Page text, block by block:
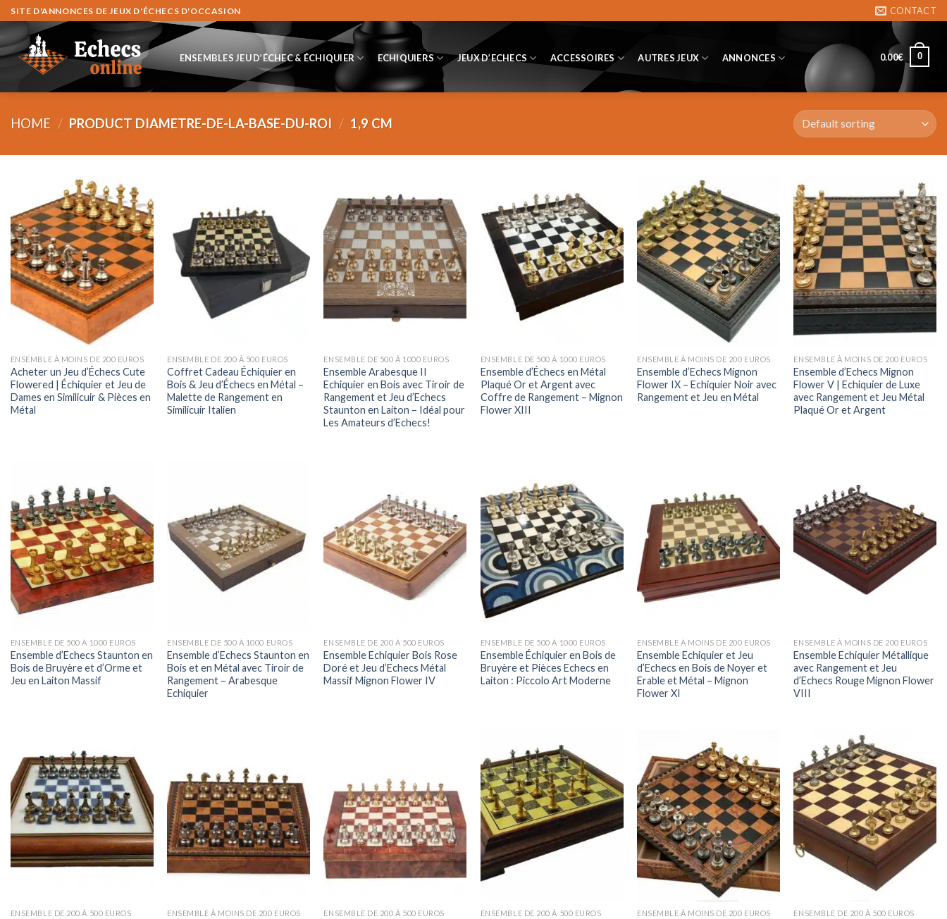
Skip
to
content
SITE D'ANNONCES DE JEUX D'ÉCHECS D'OCCASION CONTACT
ENSEMBLES JEU D’ÉCHEC & ÉCHIQUIER ECHIQUIERS JEUX D’ECHECS ACCESSOIRES AUTRES JEUX ANNONCES 0.00€ 0
HOME / PRODUCT DIAMETRE-DE-LA-BASE-DU-ROI / 1,9 CM
ENSEMBLE À MOINS DE 200 EUROS
Acheter un Jeu d’Échecs Cute
Flowered | Échiquier et Jeu de
Dames en Similicuir & Pièces en
Métal
ENSEMBLE DE 200 À 500 EUROS
Coffret Cadeau Échiquier en
Bois & Jeu d’Échecs en Métal –
Malette de Rangement en
Similicuir Italien
ENSEMBLE DE 500 À 1000 EUROS
Ensemble Arabesque II
Echiquier en Bois avec Tiroir de
Rangement et Jeu d’Echecs
Staunton en Laiton – Idéal pour
Les Amateurs d’Echecs!
ENSEMBLE DE 500 À 1000 EUROS
Ensemble d’Échecs en Métal
Plaqué Or et Argent avec
Coffre de Rangement – Mignon
Flower XIII
ENSEMBLE À MOINS DE 200 EUROS
Ensemble d’Echecs Mignon
Flower IX – Echiquier Noir avec
Rangement et Jeu en Métal
ENSEMBLE À MOINS DE 200 EUROS
Ensemble d’Echecs Mignon
Flower V | Echiquier de Luxe
avec Rangement et Jeu Métal
Plaqué Or et Argent
ENSEMBLE DE 500 À 1000 EUROS
Ensemble d’Echecs Staunton en
Bois de Bruyère et d’Orme et
Jeu en Laiton Massif
ENSEMBLE DE 500 À 1000 EUROS
Ensemble d’Echecs Staunton en
Bois et en Métal avec Tiroir de
Rangement – Arabesque
Echiquier
ENSEMBLE DE 200 À 500 EUROS
Ensemble Echiquier Bois Rose
Doré et Jeu d’Echecs Métal
Massif Mignon Flower IV
ENSEMBLE DE 500 À 1000 EUROS
Ensemble Échiquier en Bois de
Bruyère et Pièces Echecs en
Laiton : Piccolo Art Moderne
ENSEMBLE À MOINS DE 200 EUROS
Ensemble Echiquier et Jeu
d’Echecs en Bois de Noyer et
Erable et Métal – Mignon
Flower XI
ENSEMBLE À MOINS DE 200 EUROS
Ensemble Echiquier Métallique
avec Rangement et Jeu
d’Echecs Rouge Mignon Flower
VIII
ENSEMBLE DE 200 À 500 EUROS ENSEMBLE À MOINS DE 200 EUROS ENSEMBLE DE 200 À 500 EUROS ENSEMBLE DE 200 À 500 EUROS ENSEMBLE À MOINS DE 200 EUROS ENSEMBLE DE 200 À 500 EUROS